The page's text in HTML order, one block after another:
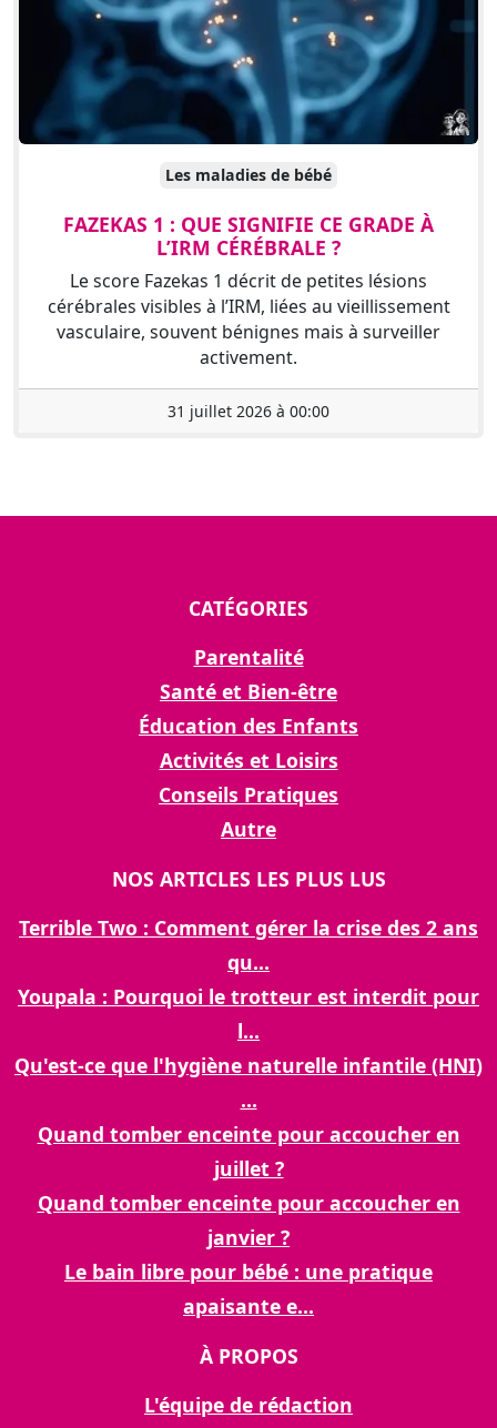
Les maladies de bébé
FAZEKAS 1 : QUE SIGNIFIE CE GRADE À
L’IRM CÉRÉBRALE ?
Le score Fazekas 1 décrit de petites lésions
cérébrales visibles à l’IRM, liées au vieillissement
vasculaire, souvent bénignes mais à surveiller
activement.
31 juillet 2026 à 00:00
CATÉGORIES
Parentalité
Santé et Bien-être
Éducation des Enfants
Activités et Loisirs
Conseils Pratiques
Autre
NOS ARTICLES LES PLUS LUS
Terrible Two : Comment gérer la crise des 2 ans
qu...
Youpala : Pourquoi le trotteur est interdit pour
l...
Qu'est-ce que l'hygiène naturelle infantile (HNI)
...
Quand tomber enceinte pour accoucher en
juillet ?
Quand tomber enceinte pour accoucher en
janvier ?
Le bain libre pour bébé : une pratique
apaisante e...
À PROPOS
L'équipe de rédaction